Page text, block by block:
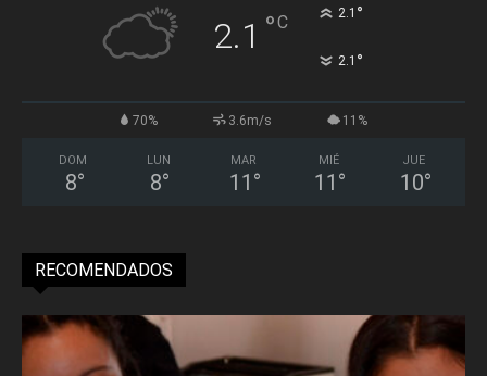
2.1 °C 2.1 °
2.1 °
70% 3.6m/s 11%
DOM
8°
LUN
8°
MAR
11 °
MIÉ
11 °
JUE
10°
RECOMENDADOS